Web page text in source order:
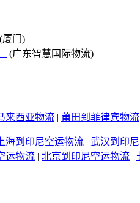
(厦门)
(广东智慧国际物流)
来西亚物流 | 莆田到菲律宾物流
上海到印尼空运物流 | 武汉到印
运物流 | 北京到印尼空运物流 |